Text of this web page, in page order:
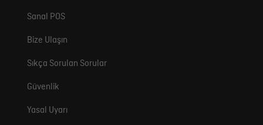
Sanal POS
Bize Ulaşın
Sıkça Sorulan Sorular
Güvenlik
Yasal Uyarı